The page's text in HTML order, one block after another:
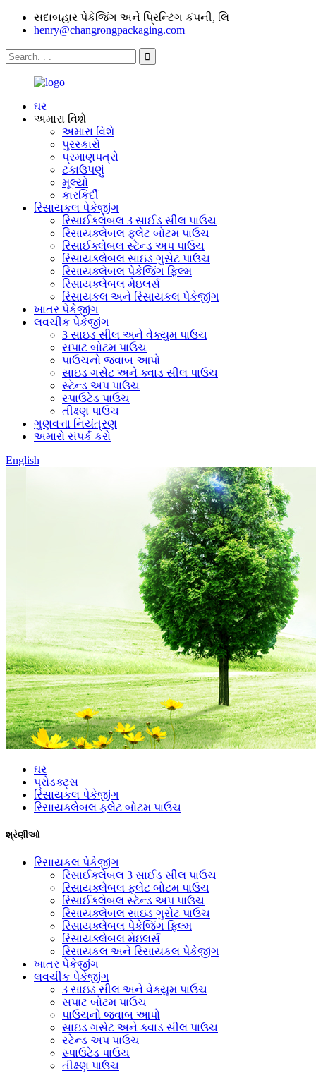
સદાબહાર પેકેજિંગ અને પ્રિન્ટિંગ કંપની, લિ
henry@changrongpackaging.com
ઘર
અમારા વિશે
અમારા વિશે
પુરસ્કારો
પ્રમાણપત્રો
ટકાઉપણું
મૂલ્યો
કારકિર્દી
રિસાયકલ પેકેજીંગ
રિસાઈક્લેબલ 3 સાઈડ સીલ પાઉચ
રિસાયક્લેબલ ફ્લેટ બોટમ પાઉચ
રિસાઈક્લેબલ સ્ટેન્ડ અપ પાઉચ
રિસાયક્લેબલ સાઇડ ગુસેટ પાઉચ
રિસાયક્લેબલ પેકેજિંગ ફિલ્મ
રિસાયક્લેબલ મેઇલર્સ
રિસાયકલ અને રિસાયકલ પેકેજીંગ
ખાતર પેકેજીંગ
લવચીક પેકેજીંગ
3 સાઇડ સીલ અને વેક્યુમ પાઉચ
સપાટ બોટમ પાઉચ
પાઉચનો જવાબ આપો
સાઇડ ગસેટ અને ક્વાડ સીલ પાઉચ
સ્ટેન્ડ અપ પાઉચ
સ્પાઉટેડ પાઉચ
તીક્ષ્ણ પાઉચ
ગુણવત્તા નિયંત્રણ
અમારો સંપર્ક કરો
English
ઘર
પ્રોડક્ટ્સ
રિસાયકલ પેકેજીંગ
રિસાયક્લેબલ ફ્લેટ બોટમ પાઉચ
શ્રેણીઓ
રિસાયકલ પેકેજીંગ
રિસાઈક્લેબલ 3 સાઈડ સીલ પાઉચ
રિસાયક્લેબલ ફ્લેટ બોટમ પાઉચ
રિસાઈક્લેબલ સ્ટેન્ડ અપ પાઉચ
રિસાયક્લેબલ સાઇડ ગુસેટ પાઉચ
રિસાયક્લેબલ પેકેજિંગ ફિલ્મ
રિસાયક્લેબલ મેઇલર્સ
રિસાયકલ અને રિસાયકલ પેકેજીંગ
ખાતર પેકેજીંગ
લવચીક પેકેજીંગ
3 સાઇડ સીલ અને વેક્યુમ પાઉચ
સપાટ બોટમ પાઉચ
પાઉચનો જવાબ આપો
સાઇડ ગસેટ અને ક્વાડ સીલ પાઉચ
સ્ટેન્ડ અપ પાઉચ
સ્પાઉટેડ પાઉચ
તીક્ષ્ણ પાઉચ